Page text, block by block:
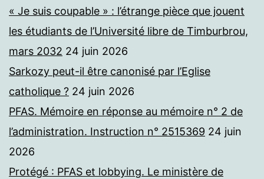
« Je suis coupable » : l’étrange pièce que jouent
les étudiants de l’Université libre de Timburbrou,
mars 2032 24 juin 2026
Sarkozy peut-il être canonisé par l’Eglise
catholique ? 24 juin 2026
PFAS. Mémoire en réponse au mémoire n° 2 de
l’administration. Instruction n° 2515369 24 juin
2026
Protégé : PFAS et lobbying. Le ministère de